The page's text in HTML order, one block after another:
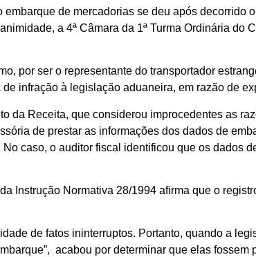
de mercadorias se deu após decorrido
a 4ª Câmara da 1ª Turma Ordinária do
por ser o representante do transportador
infração à legislação aduaneira, em razão de
da Receita, que considerou improcedentes as
de prestar as informações dos dados de
caso, o auditor fiscal identificou que os dados
Instrução Normativa 28/1994 afirma que o
de fatos ininterruptos. Portanto, quando a
acabou por determinar que elas